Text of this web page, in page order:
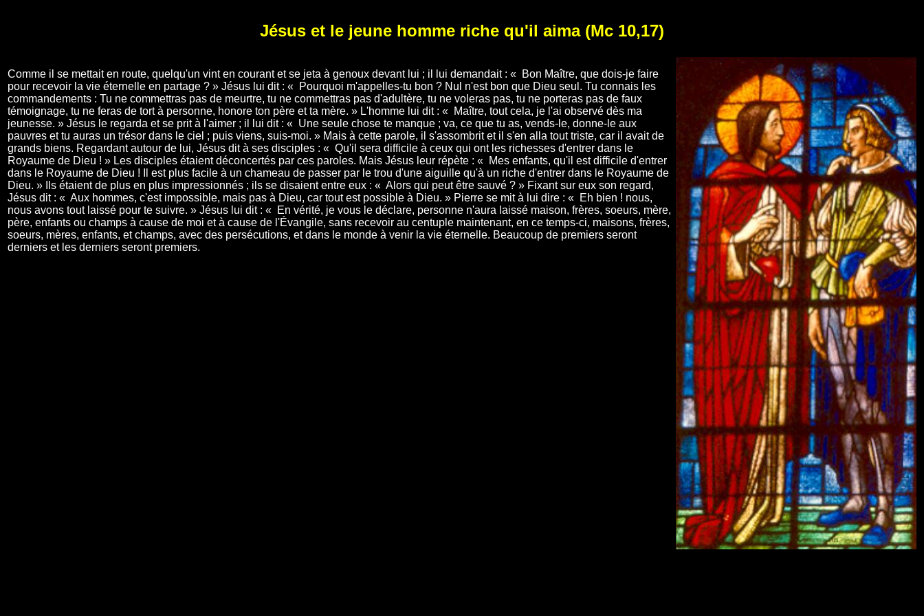
Jésus et le jeune homme riche qu'il aima (Mc 10,17)
Comme il se mettait en route, quelqu'un vint en courant et se jeta à genoux devant lui ; il lui demandait : « Bon Maître, que dois-je faire
pour recevoir la vie éternelle en partage ? » Jésus lui dit : « Pourquoi m'appelles-tu bon ? Nul n'est bon que Dieu seul. Tu connais les
commandements : Tu ne commettras pas de meurtre, tu ne commettras pas d'adultère, tu ne voleras pas, tu ne porteras pas de faux
témoignage, tu ne feras de tort à personne, honore ton père et ta mère. » L'homme lui dit : « Maître, tout cela, je l'ai observé dès ma
jeunesse. » Jésus le regarda et se prit à l'aimer ; il lui dit : « Une seule chose te manque ; va, ce que tu as, vends-le, donne-le aux
pauvres et tu auras un trésor dans le ciel ; puis viens, suis-moi. » Mais à cette parole, il s'assombrit et il s'en alla tout triste, car il avait de
grands biens. Regardant autour de lui, Jésus dit à ses disciples : « Qu'il sera difficile à ceux qui ont les richesses d'entrer dans le
Royaume de Dieu ! » Les disciples étaient déconcertés par ces paroles. Mais Jésus leur répète : « Mes enfants, qu'il est difficile d'entrer
dans le Royaume de Dieu ! Il est plus facile à un chameau de passer par le trou d'une aiguille qu'à un riche d'entrer dans le Royaume de
Dieu. » Ils étaient de plus en plus impressionnés ; ils se disaient entre eux : « Alors qui peut être sauvé ? » Fixant sur eux son regard,
Jésus dit : « Aux hommes, c'est impossible, mais pas à Dieu, car tout est possible à Dieu. » Pierre se mit à lui dire : « Eh bien ! nous,
nous avons tout laissé pour te suivre. » Jésus lui dit : « En vérité, je vous le déclare, personne n'aura laissé maison, frères, soeurs, mère,
père, enfants ou champs à cause de moi et à cause de l'Évangile, sans recevoir au centuple maintenant, en ce temps-ci, maisons, frères,
soeurs, mères, enfants, et champs, avec des persécutions, et dans le monde à venir la vie éternelle. Beaucoup de premiers seront
derniers et les derniers seront premiers.